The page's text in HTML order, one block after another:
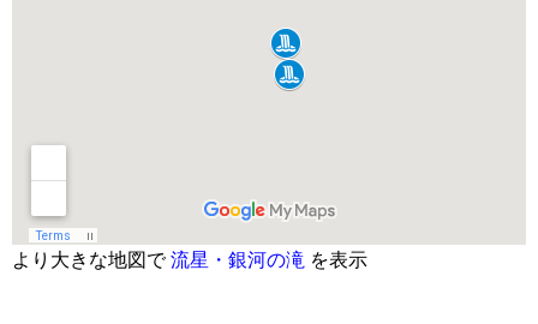
より大きな地図で流星・銀河の滝 を表示